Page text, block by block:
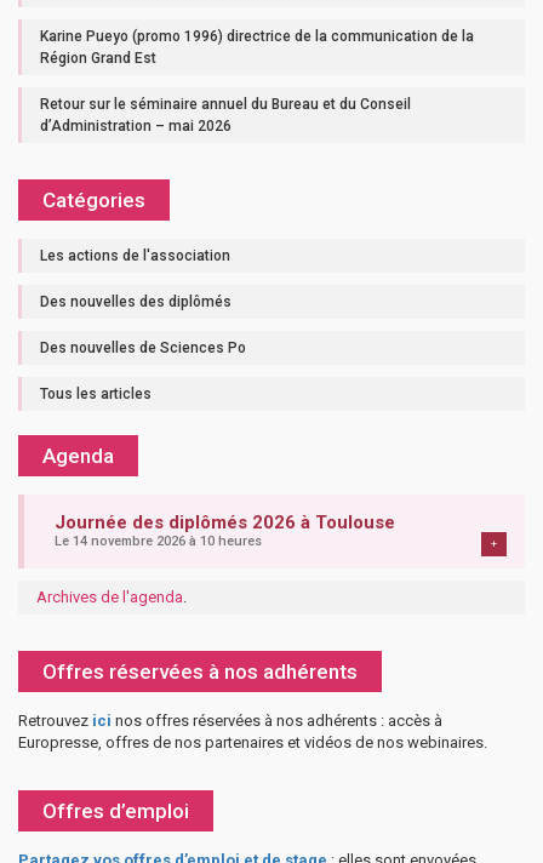
Karine Pueyo (promo 1996) directrice de la communication de la
Région Grand Est
Retour sur le séminaire annuel du Bureau et du Conseil
d’Administration – mai 2026
Catégories
Les actions de l'association
Des nouvelles des diplômés
Des nouvelles de Sciences Po
Tous les articles
Agenda
Journée des diplômés 2026 à Toulouse
Le 14 novembre 2026 à 10 heures +
Archives de l'agenda.
Offres réservées à nos adhérents
Retrouvez ici nos offres réservées à nos adhérents : accès à
Europresse, offres de nos partenaires et vidéos de nos webinaires.
Offres d’emploi